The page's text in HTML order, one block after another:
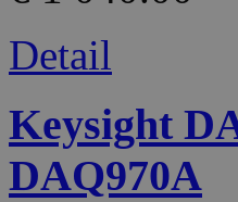
Detail
Keysight
DAQ970A